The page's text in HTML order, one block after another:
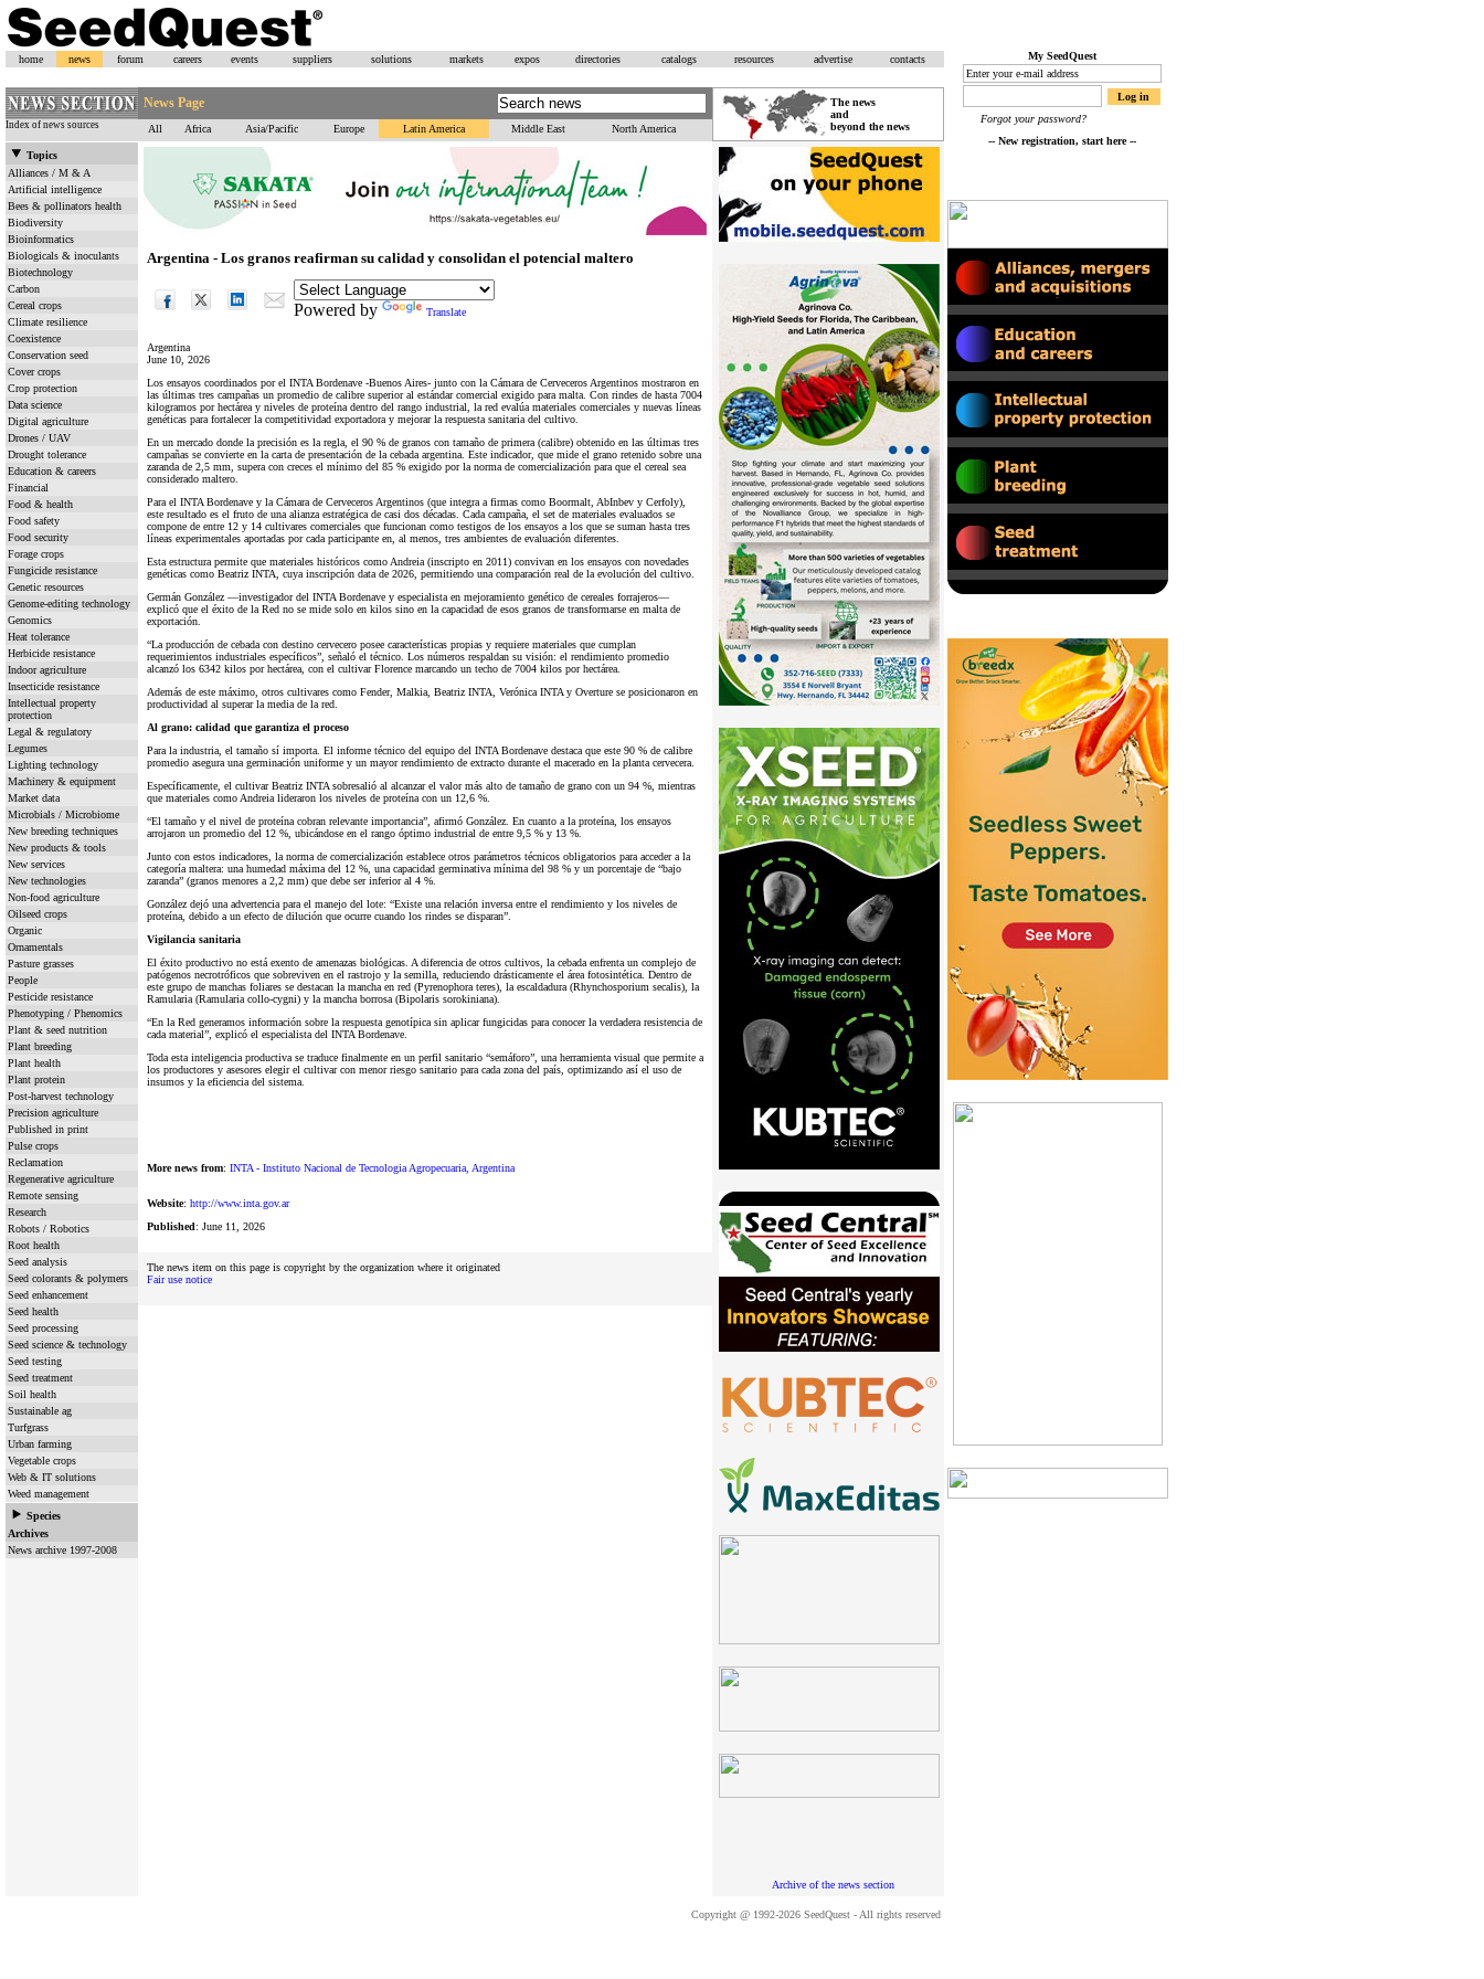
home news forum careers events suppliers solutions markets expos directories catalogs resources advertise contacts
News Page
The news
and
beyond the news
Index of news sources All Africa Asia/Pacific Europe Latin America Middle East North America
Topics
Alliances / M & A
Artificial intelligence
Bees & pollinators health
Biodiversity
Bioinformatics
Biologicals & inoculants
Biotechnology
Carbon
Cereal crops
Climate resilience
Coexistence
Conservation seed
Cover crops
Crop protection
Data science
Digital agriculture
Drones / UAV
Drought tolerance
Education & careers
Financial
Food & health
Food safety
Food security
Forage crops
Fungicide resistance
Genetic resources
Genome-editing technology
Genomics
Heat tolerance
Herbicide resistance
Indoor agriculture
Insecticide resistance
Intellectual property
protection
Legal & regulatory
Legumes
Lighting technology
Machinery & equipment
Market data
Microbials / Microbiome
New breeding techniques
New products & tools
New services
New technologies
Non-food agriculture
Oilseed crops
Organic
Ornamentals
Pasture grasses
People
Pesticide resistance
Phenotyping / Phenomics
Plant & seed nutrition
Plant breeding
Plant health
Plant protein
Post-harvest technology
Precision agriculture
Published in print
Pulse crops
Reclamation
Regenerative agriculture
Remote sensing
Research
Robots / Robotics
Root health
Seed analysis
Seed colorants & polymers
Seed enhancement
Seed health
Seed processing
Seed science & technology
Seed testing
Seed treatment
Soil health
Sustainable ag
Turfgrass
Urban farming
Vegetable crops
Web & IT solutions
Weed management
Species
Archives
News archive 1997-2008
Argentina - Los granos reafirman su calidad y consolidan el potencial maltero
Powered by Translate
Argentina
June 10, 2026
Los ensayos coordinados por el INTA Bordenave -Buenos Aires- junto con la Cámara de Cerveceros Argentinos mostraron en
las últimas tres campañas un promedio de calibre superior al estándar comercial exigido para malta. Con rindes de hasta 7004
kilogramos por hectárea y niveles de proteína dentro del rango industrial, la red evalúa materiales comerciales y nuevas líneas
genéticas para fortalecer la competitividad exportadora y mejorar la respuesta sanitaria del cultivo.
En un mercado donde la precisión es la regla, el 90 % de granos con tamaño de primera (calibre) obtenido en las últimas tres
campañas se convierte en la carta de presentación de la cebada argentina. Este indicador, que mide el grano retenido sobre una
zaranda de 2,5 mm, supera con creces el mínimo del 85 % exigido por la norma de comercialización para que el cereal sea
considerado maltero.
Para el INTA Bordenave y la Cámara de Cerveceros Argentinos (que integra a firmas como Boormalt, AbInbev y Cerfoly),
este resultado es el fruto de una alianza estratégica de casi dos décadas. Cada campaña, el set de materiales evaluados se
compone de entre 12 y 14 cultivares comerciales que funcionan como testigos de los ensayos a los que se suman hasta tres
líneas experimentales aportadas por cada participante en, al menos, tres ambientes de evaluación diferentes.
Esta estructura permite que materiales históricos como Andreia (inscripto en 2011) convivan en los ensayos con novedades
genéticas como Beatriz INTA, cuya inscripción data de 2026, permitiendo una comparación real de la evolución del cultivo.
Germán González —investigador del INTA Bordenave y especialista en mejoramiento genético de cereales forrajeros—
explicó que el éxito de la Red no se mide solo en kilos sino en la capacidad de esos granos de transformarse en malta de
exportación.
“La producción de cebada con destino cervecero posee características propias y requiere materiales que cumplan
requerimientos industriales específicos”, señaló el técnico. Los números respaldan su visión: el rendimiento promedio
alcanzó los 6342 kilos por hectárea, con el cultivar Florence marcando un techo de 7004 kilos por hectárea.
Además de este máximo, otros cultivares como Fender, Malkia, Beatriz INTA, Verónica INTA y Overture se posicionaron en
productividad al superar la media de la red.
Al grano: calidad que garantiza el proceso
Para la industria, el tamaño sí importa. El informe técnico del equipo del INTA Bordenave destaca que este 90 % de calibre
promedio asegura una germinación uniforme y un mayor rendimiento de extracto durante el macerado en la planta cervecera.
Específicamente, el cultivar Beatriz INTA sobresalió al alcanzar el valor más alto de tamaño de grano con un 94 %, mientras
que materiales como Andreia lideraron los niveles de proteína con un 12,6 %.
“El tamaño y el nivel de proteína cobran relevante importancia”, afirmó González. En cuanto a la proteína, los ensayos
arrojaron un promedio del 12 %, ubicándose en el rango óptimo industrial de entre 9,5 % y 13 %.
Junto con estos indicadores, la norma de comercialización establece otros parámetros técnicos obligatorios para acceder a la
categoría maltera: una humedad máxima del 12 %, una capacidad germinativa mínima del 98 % y un porcentaje de “bajo
zaranda” (granos menores a 2,2 mm) que debe ser inferior al 4 %.
González dejó una advertencia para el manejo del lote: “Existe una relación inversa entre el rendimiento y los niveles de
proteína, debido a un efecto de dilución que ocurre cuando los rindes se disparan”.
Vigilancia sanitaria
El éxito productivo no está exento de amenazas biológicas. A diferencia de otros cultivos, la cebada enfrenta un complejo de
patógenos necrotróficos que sobreviven en el rastrojo y la semilla, reduciendo drásticamente el área fotosintética. Dentro de
este grupo de manchas foliares se destacan la mancha en red (Pyrenophora teres), la escaldadura (Rhynchosporium secalis), la
Ramularia (Ramularia collo-cygni) y la mancha borrosa (Bipolaris sorokiniana).
“En la Red generamos información sobre la respuesta genotípica sin aplicar fungicidas para conocer la verdadera resistencia de
cada material”, explicó el especialista del INTA Bordenave.
Toda esta inteligencia productiva se traduce finalmente en un perfil sanitario “semáforo”, una herramienta visual que permite a
los productores y asesores elegir el cultivar con menor riesgo sanitario para cada zona del país, optimizando así el uso de
insumos y la eficiencia del sistema.
More news from: INTA - Instituto Nacional de Tecnologia Agropecuaria, Argentina
Website: http://www.inta.gov.ar
Published: June 11, 2026
The news item on this page is copyright by the organization where it originated
Fair use notice
Archive of the news section
Copyright @ 1992-2026 SeedQuest - All rights reserved
My SeedQuest
Forgot your password?